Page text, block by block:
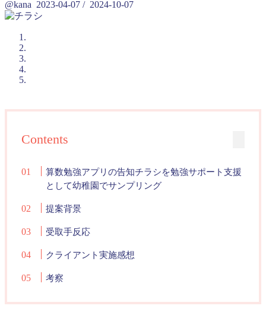
@kana 2023-04-07 / 2024-10-07
Contents
算数勉強アプリの告知チラシを勉強サポート支援
として幼稚園でサンプリング
提案背景
受取手反応
クライアント実施感想
考察